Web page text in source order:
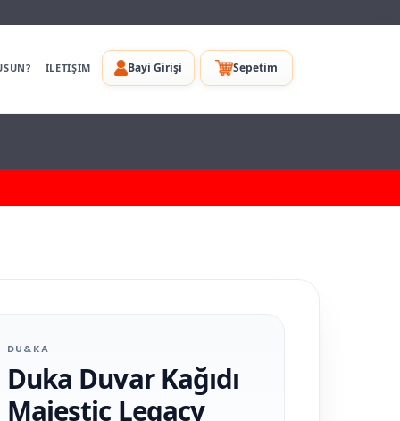
İLETİŞİM Bayi Girişi Sepetim
DU&KA
Duka Duvar Kağıdı
Majestic Legacy